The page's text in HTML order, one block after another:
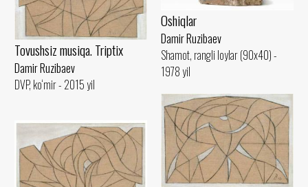
Oshiqlar
Damir Ruzibaev
Shamot, rangli loylar (90x40) -
1978 yil
Tovushsiz musiqa. Triptix
Damir Ruzibaev
DVP, ko‘mir - 2015 yil